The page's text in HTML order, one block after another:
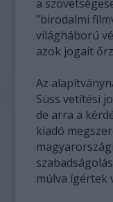
a
"birodalmi
világháború
azok jogait
Az
Süss vetítési
de arra a
kiadó
múlva ígértek